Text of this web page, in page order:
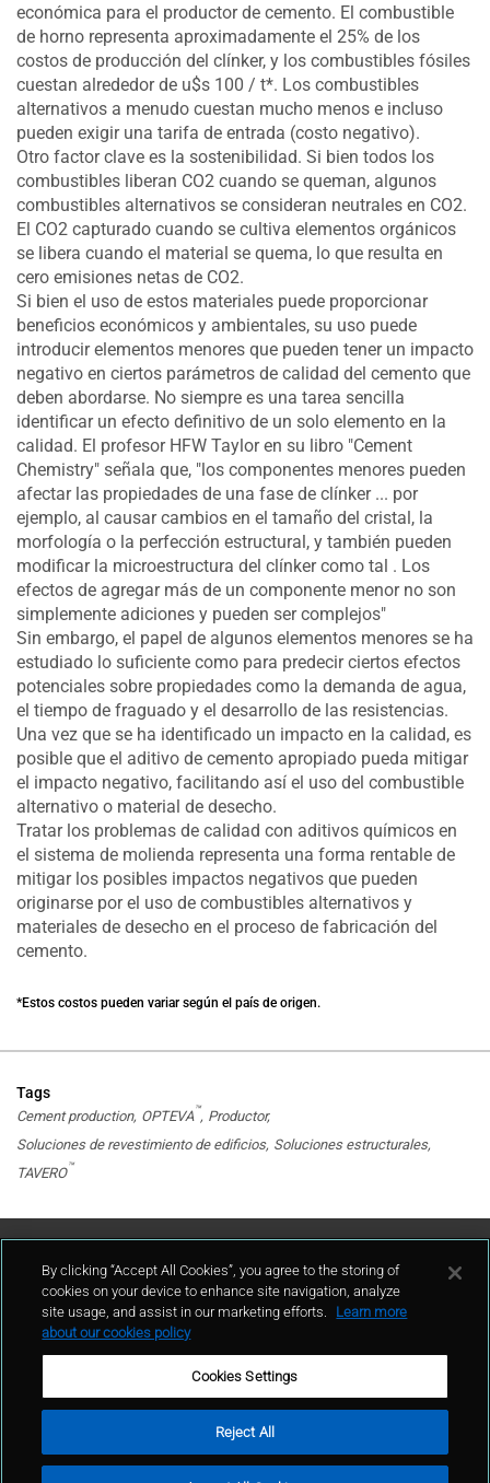
económica para el productor de cemento. El combustible
de horno representa aproximadamente el 25% de los
costos de producción del clínker, y los combustibles fósiles
cuestan alrededor de u$s 100 / t*. Los combustibles
alternativos a menudo cuestan mucho menos e incluso
pueden exigir una tarifa de entrada (costo negativo).
Otro factor clave es la sostenibilidad. Si bien todos los
combustibles liberan CO2 cuando se queman, algunos
combustibles alternativos se consideran neutrales en CO2.
El CO2 capturado cuando se cultiva elementos orgánicos
se libera cuando el material se quema, lo que resulta en
cero emisiones netas de CO2.
Si bien el uso de estos materiales puede proporcionar
beneficios económicos y ambientales, su uso puede
introducir elementos menores que pueden tener un impacto
negativo en ciertos parámetros de calidad del cemento que
deben abordarse. No siempre es una tarea sencilla
identificar un efecto definitivo de un solo elemento en la
calidad. El profesor HFW Taylor en su libro "Cement
Chemistry" señala que, "los componentes menores pueden
afectar las propiedades de una fase de clínker ... por
ejemplo, al causar cambios en el tamaño del cristal, la
morfología o la perfección estructural, y también pueden
modificar la microestructura del clínker como tal . Los
efectos de agregar más de un componente menor no son
simplemente adiciones y pueden ser complejos"
Sin embargo, el papel de algunos elementos menores se ha
estudiado lo suficiente como para predecir ciertos efectos
potenciales sobre propiedades como la demanda de agua,
el tiempo de fraguado y el desarrollo de las resistencias.
Una vez que se ha identificado un impacto en la calidad, es
posible que el aditivo de cemento apropiado pueda mitigar
el impacto negativo, facilitando así el uso del combustible
alternativo o material de desecho.
Tratar los problemas de calidad con aditivos químicos en
el sistema de molienda representa una forma rentable de
mitigar los posibles impactos negativos que pueden
originarse por el uso de combustibles alternativos y
materiales de desecho en el proceso de fabricación del
cemento.
*Estos costos pueden variar según el país de origen.
Tags
Cement production OPTEVA™
Productor
Soluciones de revestimiento de edificios Soluciones estructurales
TAVERO™
Contáctenos
Mapa del sitio
By clicking “Accept All Cookies”, you agree to the storing of
cookies on your device to enhance site navigation, analyze
site usage, and assist in our marketing efforts.
Learn more
about our cookies policy
Cookies Settings
Reject All